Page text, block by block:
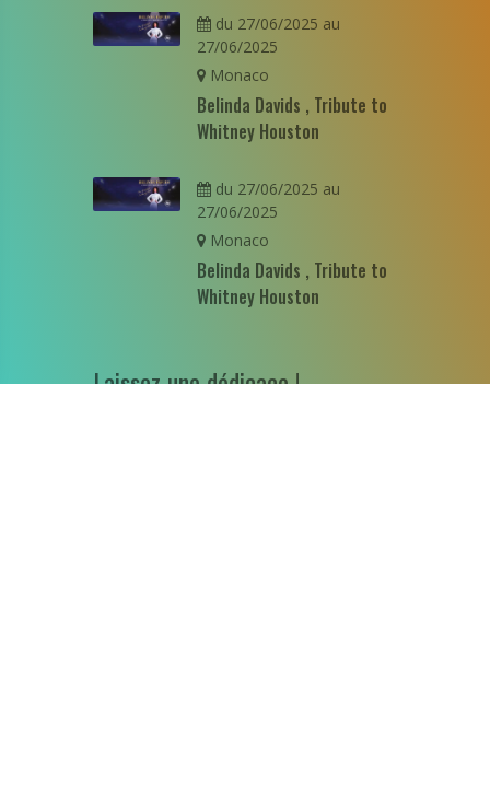
du 27/06/2025 au
27/06/2025
Monaco
Belinda Davids , Tribute to
Whitney Houston
du 27/06/2025 au
27/06/2025
Monaco
Belinda Davids , Tribute to
Whitney Houston
Laissez une dédicace !